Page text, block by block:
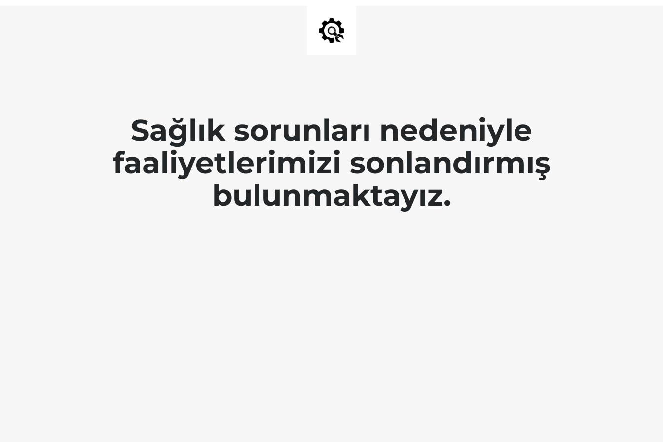
Sağlık sorunları nedeniyle
faaliyetlerimizi sonlandırmış
bulunmaktayız.